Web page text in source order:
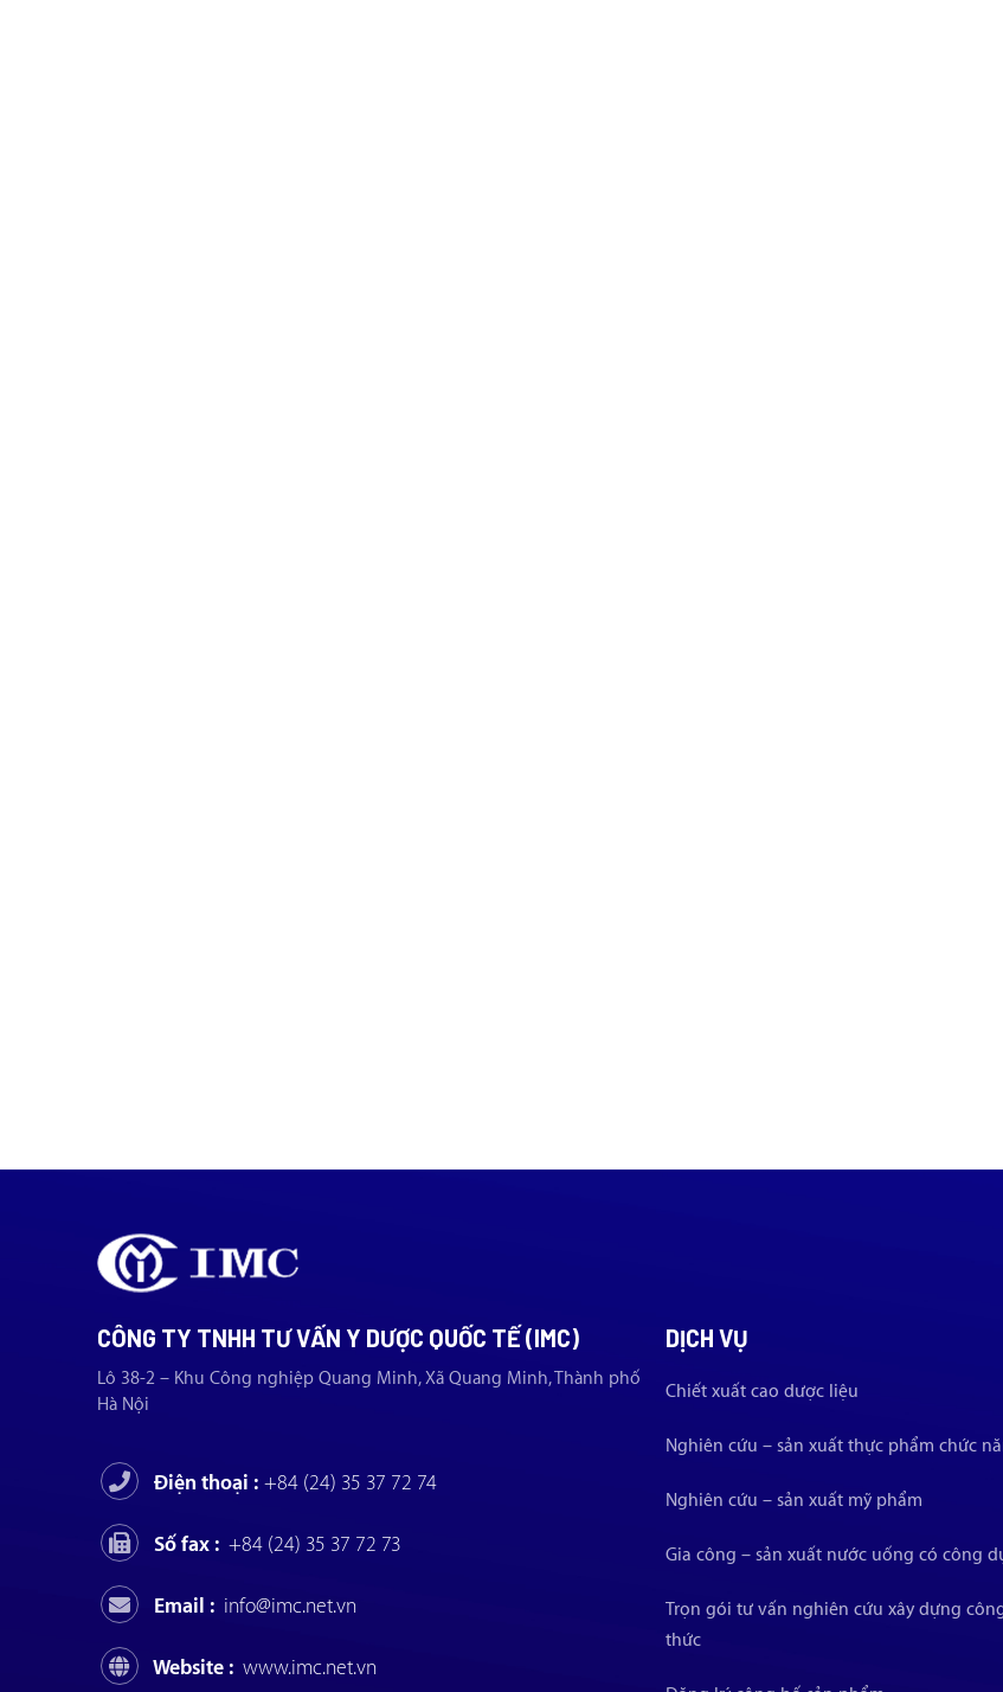
CÔNG TY TNHH TƯ VẤN Y DƯỢC QUỐC TẾ (IMC)
Lô 38-2 – Khu Công nghiệp Quang Minh, Xã Quang Minh, Thành phố
Hà Nội
Điện thoại : +84 (24) 35 37 72 74
Số fax : +84 (24) 35 37 72 73
Email : info@imc.net.vn
Website : www.imc.net.vn
DỊCH VỤ
Chiết xuất cao dược liệu
Nghiên cứu – sản xuất thực phẩm chức
Nghiên cứu – sản xuất mỹ phẩm
Gia công – sản xuất nước uống có công
Trọn gói tư vấn nghiên cứu xây dựng
thức